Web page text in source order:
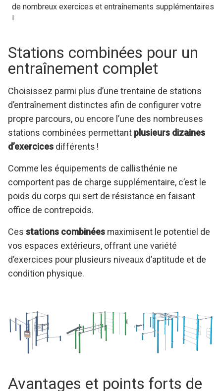
de nombreux exercices et entraînements supplémentaires
!
Stations combinées pour un
entraînement complet
Choisissez parmi plus d’une trentaine de stations
d’entraînement distinctes afin de configurer votre
propre parcours, ou encore l’une des nombreuses
stations combinées permettant plusieurs dizaines
d’exercices différents !
Comme les équipements de callisthénie ne
comportent pas de charge supplémentaire, c’est le
poids du corps qui sert de résistance en faisant
office de contrepoids.
Ces stations combinées maximisent le potentiel de
vos espaces extérieurs, offrant une variété
d’exercices pour plusieurs niveaux d’aptitude et de
condition physique.
Avantages et points forts de